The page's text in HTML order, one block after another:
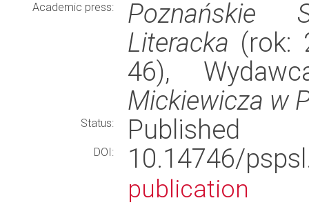
Academic press:
Poznańskie
Literacka (rok:
46),
Mickiewicza w
Status: Published
DOI: 10.14746/
publication